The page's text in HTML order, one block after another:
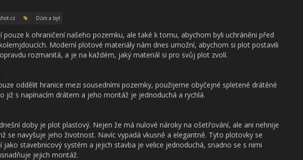
Dům a byt
pouze k ohraničení našeho pozemku, ale také k tomu, abychom byli uchráněni před
Moderní plotové materiály nám dnes umožní, abychom si plot postavili
rozmanitá, a je na každém, jaký materiál si pro svůj plot zvolí.
oddělit hranice mezi sousedními pozemky, použijeme obyčejné spletené drátěné
již s napínacím drátem a jeho montáž je jednoduchá a rychlá.
doby je plot plastový. Nejen že má nulové nároky na ošetřování, ale ani nehnije
se navyšuje jeho životnost. Navíc vypadá vkusně a elegantně. Tyto plotovky se
jako stavebnicový systém a jejich stavba je velice jednoduchá, snadno se s nimi
jejich montáž.